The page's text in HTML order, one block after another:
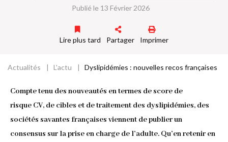
Publié le 13 Février 2026
Lire plus tard Partager Imprimer
Fil
d'Ariane
Actualités L'actu Dyslipidémies : nouvelles recos françaises
Compte tenu des nouveautés en termes de score de
risque CV, de cibles et de traitement des dyslipidémies, des
sociétés savantes françaises viennent de publier un
consensus sur la prise en charge de l’adulte. Qu’en retenir en